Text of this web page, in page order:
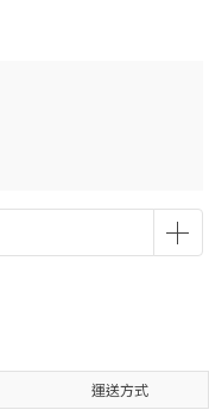
運送方式